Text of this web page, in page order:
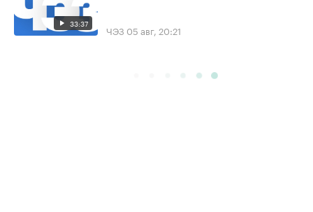
33:37 ЧЭЗ 05 авг, 20:21